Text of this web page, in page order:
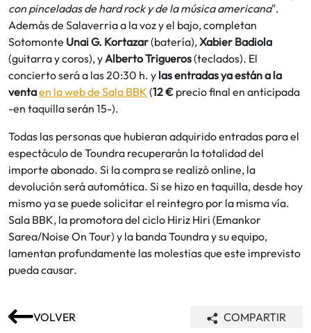
con pinceladas de hard rock y de la música americana".
Además de Salaverria a la voz y el bajo, completan
Sotomonte Unai G. Kortazar(batería),Xabier Badiola
(guitarra y coros), y Alberto Trigueros(teclados). El
concierto será a las 20:30 h. y las entradas ya están a la
ventaen la web de Sala BBK (12 € precio final en anticipada
-en taquilla serán 15-).
Todas las personas que hubieran adquirido entradas para el
espectáculo de Toundra recuperarán la totalidad del
importe abonado. Si la compra se realizó online, la
devolución será automática. Si se hizo en taquilla, desde hoy
mismo ya se puede solicitar el reintegro por la misma vía.
Sala BBK, la promotora del ciclo Hiriz Hiri (Emankor
Sarea/Noise On Tour) y la banda Toundra y su equipo,
lamentan profundamente las molestias que este imprevisto
pueda causar.
VOLVER COMPARTIR